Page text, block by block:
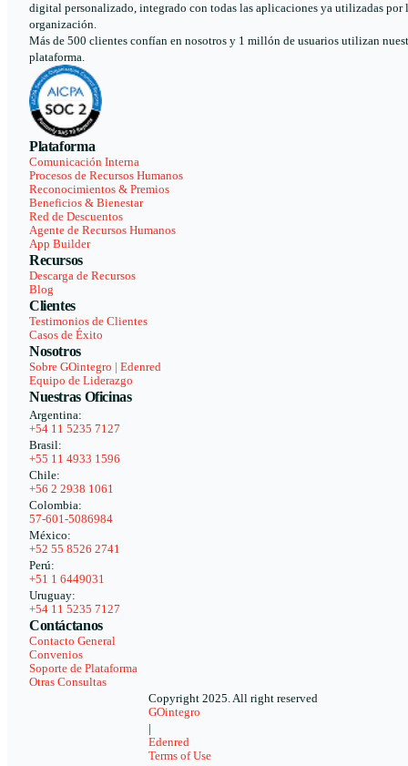
digital personalizado, integrado con todas las aplicaciones ya utilizadas por
organización.
Más de 500 clientes confían en nosotros y 1 millón de usuarios utilizan
plataforma.
Plataforma
Comunicación Interna
Procesos de Recursos Humanos
Reconocimientos & Premios
Beneficios & Bienestar
Red de Descuentos
Agente de Recursos Humanos
App Builder
Recursos
Descarga de Recursos
Blog
Clientes
Testimonios de Clientes
Casos de Éxito
Nosotros
Sobre GOintegro | Edenred
Equipo de Liderazgo
Nuestras Oficinas
Argentina:
+54 11 5235 7127
Brasil:
+55 11 4933 1596
Chile:
+56 2 2938 1061
Colombia:
57-601-5086984
México:
+52 55 8526 2741
Perú:
+51 1 6449031
Uruguay:
+54 11 5235 7127
Contáctanos
Contacto General
Convenios
Soporte de Plataforma
Otras Consultas
Copyright 2025. All right reserved
GOintegro
Edenred
Terms of Use